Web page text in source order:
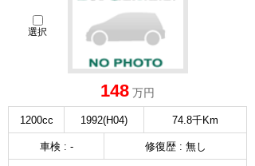
選択
148 万円
1200cc 1992(H04) 74.8千Km
車検 : - 修復歴 : 無し